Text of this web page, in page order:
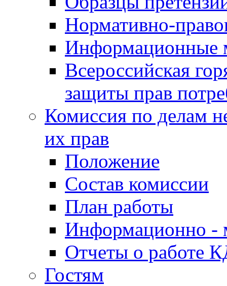
Нормативно-
Информационные
Всероссийская
защиты прав
Комиссия по делам
их прав
Положение
Состав комиссии
План работы
Информационно -
Отчеты о работе
Гостям